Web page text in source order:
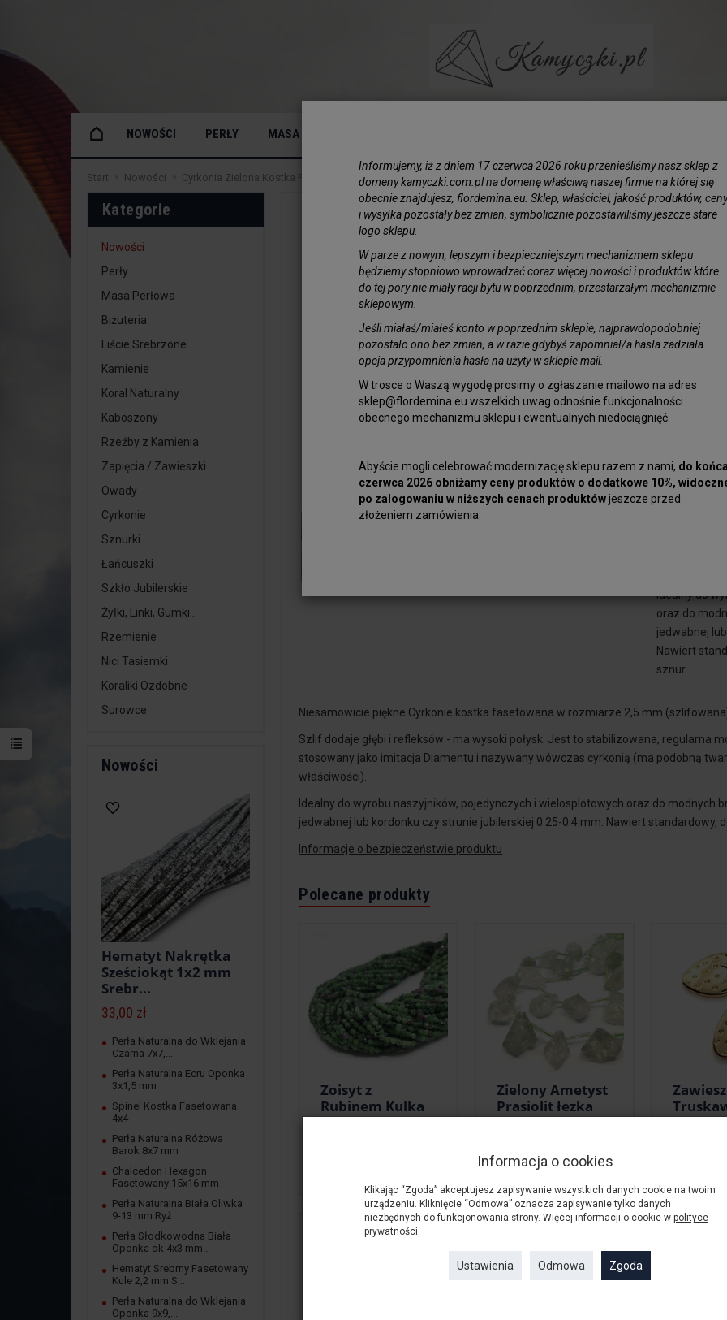
Informujemy, iż z dniem 17 czerwca 2026 roku przenieśliśmy nasz sklep z
domeny kamyczki.com.pl na domenę właściwą naszej firmie na której się
obecnie znajdujesz, flordemina.eu. Sklep, właściciel, jakość produktów, ceny
i wysyłka pozostały bez zmian, symbolicznie pozostawiliśmy jeszcze stare
logo sklepu.
W parze z nowym, lepszym i bezpieczniejszym mechanizmem sklepu
będziemy stopniowo wprowadzać coraz więcej nowości i produktów które
do tej pory nie miały racji bytu w poprzednim, przestarzałym mechanizmie
sklepowym.
Jeśli miałaś/miałeś konto w poprzednim sklepie, najprawdopodobniej
pozostało ono bez zmian, a w razie gdybyś zapomniał/a hasła zadziała
opcja przypomnienia hasła na użyty w sklepie mail.
W trosce o Waszą wygodę prosimy o zgłaszanie mailowo na adres
sklep@flordemina.eu wszelkich uwag odnośnie funkcjonalności
obecnego mechanizmu sklepu i ewentualnych niedociągnięć.
Abyście mogli celebrować modernizację sklepu razem z nami, do
czerwca 2026 obniżamy ceny produktów o dodatkowe 10%,
po zalogowaniu w niższych cenach produktówjeszcze przed
złożeniem zamówienia.
NOWOŚCI PERŁY MASA PERŁOWA
Start Nowości Cyrkonia Zielona Kostka Fasetowana 2,5 mm - Cyrkonie
Obserwuj
2,5 mm
Szlif dodaje
Idealny do
oraz do
jedwabnej
Nawiert
sznur.
Niesamowicie piękne Cyrkonie kostka fasetowana w rozmiarze 2,5 mm
Szlif dodaje głębi i refleksów - ma wysoki połysk. Jest to stabilizowana, regularna
stosowany jako imitacja Diamentu i nazywany wówczas cyrkonią (ma podobną
właściwości).
Idealny do wyrobu naszyjników, pojedynczych i wielosplotowych oraz do modnych
jedwabnej lub kordonku czy strunie jubilerskiej 0.25-0.4 mm. Nawiert standardowy,
Informacje o bezpieczeństwie produktu
Polecane produkty
Zoisyt z
Rubinem Kulka
Fasetowana 2,5
Zielony Ametyst
Prasiolit łezka
Surowa 25x20 -
140,00 zł
21/
Kategorie
Nowości
Perły
Masa Perłowa
Biżuteria
Liście Srebrzone
Kamienie
Koral Naturalny
Kaboszony
Rzeźby z Kamienia
Zapięcia / Zawieszki
Owady
Cyrkonie
Sznurki
Łańcuszki
Szkło Jubilerskie
Żyłki, Linki, Gumki...
Rzemienie
Nici Tasiemki
Koraliki Ozdobne
Surowce
Nowości
Hematyt Nakrętka
Sześciokąt 1x2 mm
Srebr...
33,00 zł
Perła Naturalna do Wklejania
Czarna 7x7,...
Perła Naturalna Ecru Oponka
3x1,5 mm
Spinel Kostka Fasetowana
4x4
Perła Naturalna Różowa
Barok 8x7 mm
Chalcedon Hexagon
Fasetowany 15x16 mm
Perła Naturalna Biała Oliwka
9-13 mm Ryż
Perła Słodkowodna Biała
Oponka ok 4x3 mm...
Hematyt Srebrny Fasetowany
Kule 2,2 mm S...
Perła Naturalna do Wklejania
Oponka 9x9,...
Informacja o cookies
Klikając “Zgoda” akceptujesz zapisywanie wszystkich danych cookie na twoim
urządzeniu. Kliknięcie “Odmowa” oznacza zapisywanie tylko danych
niezbędnych do funkcjonowania strony. Więcej informacji o cookie w polityce
prywatności.
Ustawienia Odmowa Zgoda